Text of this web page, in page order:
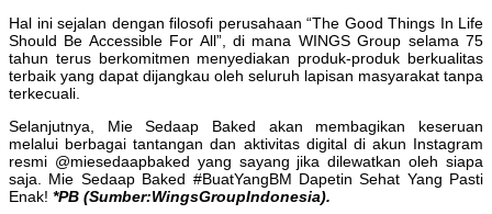
Hal ini sejalan dengan filosofi perusahaan “The Good Things In Life
Should Be Accessible For All”, di mana WINGS Group selama 75
tahun terus berkomitmen menyediakan produk-produk berkualitas
terbaik yang dapat dijangkau oleh seluruh lapisan masyarakat tanpa
terkecuali.
Selanjutnya, Mie Sedaap Baked akan membagikan keseruan
melalui berbagai tantangan dan aktivitas digital di akun Instagram
resmi @miesedaapbaked yang sayang jika dilewatkan oleh siapa
saja. Mie Sedaap Baked #BuatYangBM Dapetin Sehat Yang Pasti
Enak! *PB (Sumber:WingsGroupIndonesia).